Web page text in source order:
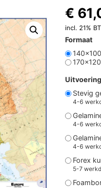
Formaat
Uitvoering
Stevig
4-6
4-6
4-6
Forex
5-7
€
incl. 21%